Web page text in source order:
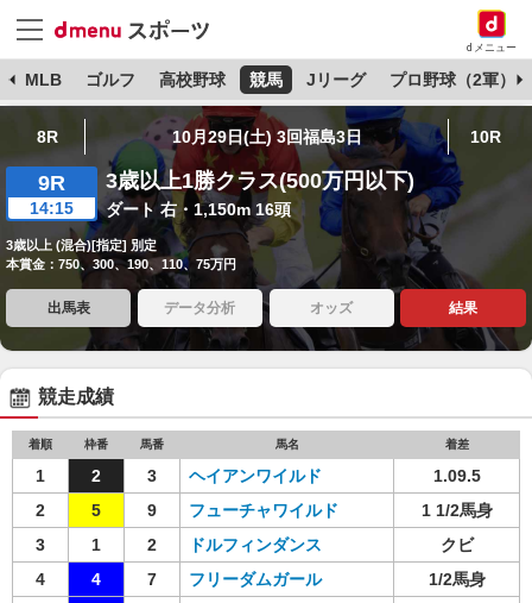
dメニュー
MLB ゴルフ 高校野球 競馬 Jリーグ プロ野球（2軍）
8R 10月29日(土) 3回福島3日 10R
9R
14:15
3歳以上1勝クラス(500万円以下)
ダート 右・1,150m 16頭
3歳以上 (混合)[指定] 別定
本賞金：750、300、190、110、75万円
出馬表 データ分析 オッズ 結果
競走成績
着順 枠番 馬番 馬名 着差
1 2 3 ヘイアンワイルド
1.09.5
2
5 9 フューチャワイルド
1 1/2馬身
3
1 2 ドルフィンダンス
クビ
4
4 7 フリーダムガール
1/2馬身